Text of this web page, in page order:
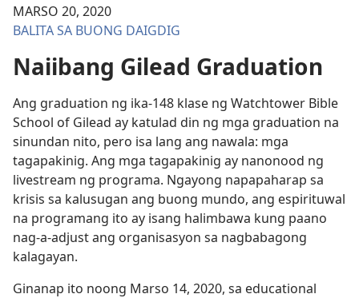
MARSO 20, 2020
BALITA SA BUONG DAIGDIG
Naiibang Gilead Graduation
Ang graduation ng ika-148 klase ng Watchtower Bible
School of Gilead ay katulad din ng mga graduation na
sinundan nito, pero isa lang ang nawala: mga
tagapakinig. Ang mga tagapakinig ay nanonood ng
livestream ng programa. Ngayong napapaharap sa
krisis sa kalusugan ang buong mundo, ang espirituwal
na programang ito ay isang halimbawa kung paano
nag-a-adjust ang organisasyon sa nagbabagong
kalagayan.
Ginanap ito noong Marso 14, 2020, sa educational